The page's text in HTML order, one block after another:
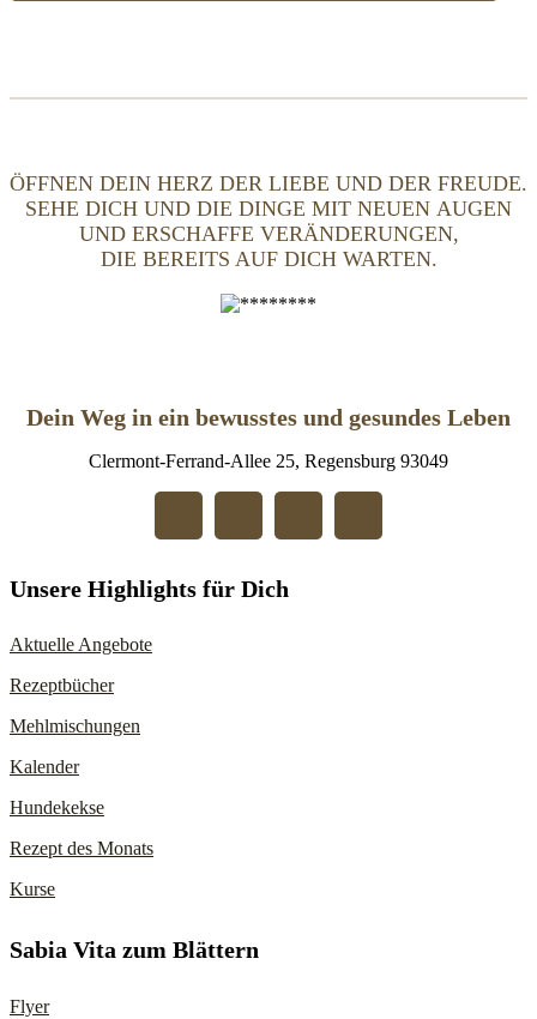
ÖFFNEN DEIN HERZ DER LIEBE UND DER FREUDE.
SEHE DICH UND DIE DINGE MIT NEUEN AUGEN
UND ERSCHAFFE VERÄNDERUNGEN,
DIE BEREITS AUF DICH WARTEN.
Dein Weg in ein bewusstes und gesundes Leben
Clermont-Ferrand-Allee 25, Regensburg 93049
Unsere Highlights für Dich
Aktuelle Angebote
Rezeptbücher
Mehlmischungen
Kalender
Hundekekse
Rezept des Monats
Kurse
Sabia Vita zum Blättern
Flyer